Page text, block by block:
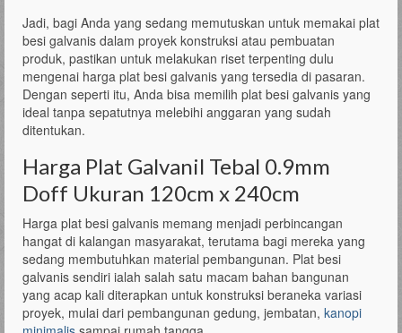
Jadi, bagi Anda yang sedang memutuskan untuk memakai plat
besi galvanis dalam proyek konstruksi atau pembuatan
produk, pastikan untuk melakukan riset terpenting dulu
mengenai harga plat besi galvanis yang tersedia di pasaran.
Dengan seperti itu, Anda bisa memilih plat besi galvanis yang
ideal tanpa sepatutnya melebihi anggaran yang sudah
ditentukan.
Harga Plat Galvanil Tebal 0.9mm
Doff Ukuran 120cm x 240cm
Harga plat besi galvanis memang menjadi perbincangan
hangat di kalangan masyarakat, terutama bagi mereka yang
sedang membutuhkan material pembangunan. Plat besi
galvanis sendiri ialah salah satu macam bahan bangunan
yang acap kali diterapkan untuk konstruksi beraneka variasi
proyek, mulai dari pembangunan gedung, jembatan, kanopi